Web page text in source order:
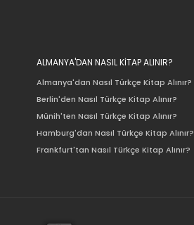
ALMANYA'DAN NASIL KİTAP ALINIR?
Almanya'dan Nasıl Türkçe Kitap Alınır?
Berlin'den Nasıl Türkçe Kitap Alınır?
Münih'ten Nasıl Türkçe Kitap Alınır?
Hamburg'dan Nasıl Türkçe Kitap Alınır?
Frankfurt'tan Nasıl Türkçe Kitap Alınır?